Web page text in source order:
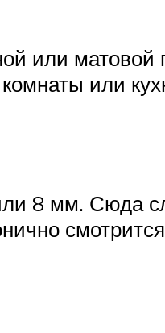
или матовой
комнаты или
8 мм. Сюда